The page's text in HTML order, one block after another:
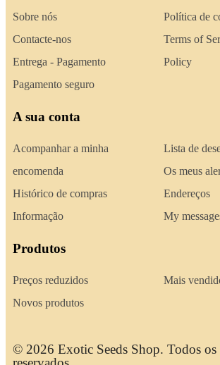
Sobre nós
Contacte-nos
Entrega - Pagamento
Pagamento seguro
Política de
Terms of
Policy
A sua conta
Acompanhar a minha
encomenda
Histórico de compras
Informação
Lista de
Os meus
Endereços
My
Produtos
Preços reduzidos
Novos produtos
Mais
© 2026 Exotic Seeds Shop. Todos os